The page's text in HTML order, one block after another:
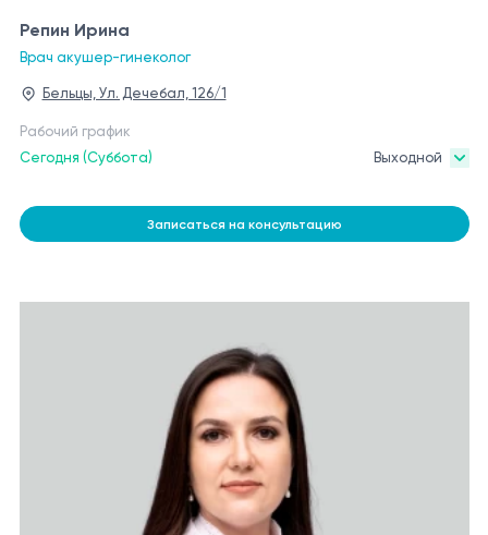
Репин Ирина
Врач акушер-гинеколог
Бельцы, Ул. Дечебал, 126/1
Рабочий график
Сегодня (Суббота)
Выходной
Записаться на консультацию